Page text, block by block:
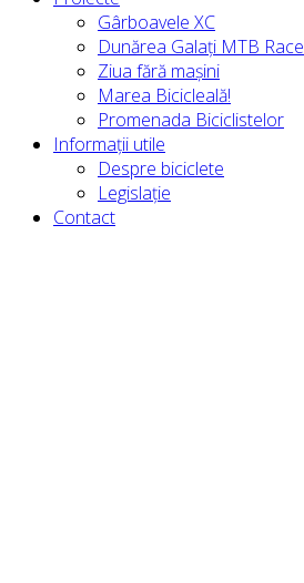
Gârboavele XC
Dunărea Galați MTB Race
Ziua fără mașini
Marea Bicicleală!
Promenada Biciclistelor
Informații utile
Despre biciclete
Legislație
Contact